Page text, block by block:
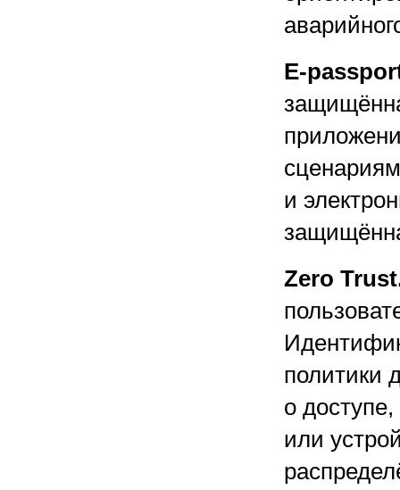
E-
и
Zero
политики
о
или